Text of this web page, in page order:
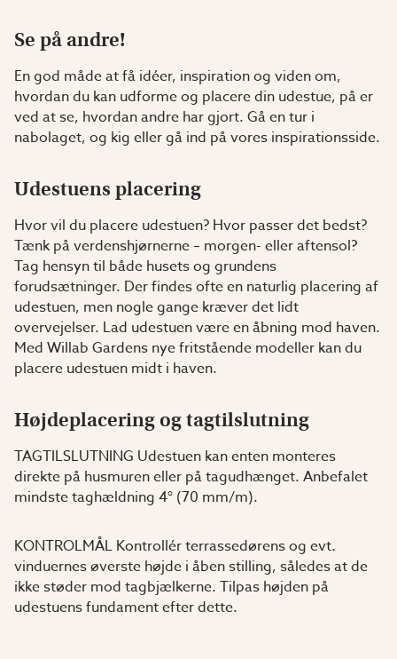
Se på andre!
En god måde at få idéer, inspiration og viden om,
hvordan du kan udforme og placere din udestue, på er
ved at se, hvordan andre har gjort. Gå en tur i
nabolaget, og kig eller gå ind på vores inspirationsside.
Udestuens placering
Hvor vil du placere udestuen? Hvor passer det bedst?
Tænk på verdenshjørnerne – morgen- eller aftensol?
Tag hensyn til både husets og grundens
forudsætninger. Der findes ofte en naturlig placering af
udestuen, men nogle gange kræver det lidt
overvejelser. Lad udestuen være en åbning mod haven.
Med Willab Gardens nye fritstående modeller kan du
placere udestuen midt i haven.
Højdeplacering og tagtilslutning
TAGTILSLUTNING Udestuen kan enten monteres
direkte på husmuren eller på tagudhænget. Anbefalet
mindste taghældning 4° (70 mm/m).
KONTROLMÅL Kontrollér terrassedørens og evt.
vinduernes øverste højde i åben stilling, således at de
ikke støder mod tagbjælkerne. Tilpas højden på
udestuens fundament efter dette.